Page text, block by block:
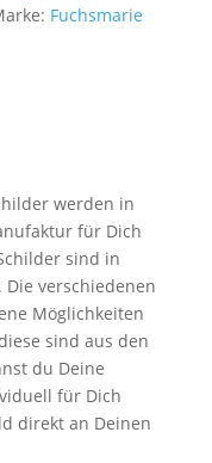
Fuchsmarie
werden in
für Dich
sind in
verschiedenen
Möglichkeiten
sind aus den
du Deine
für Dich
direkt an Deinen